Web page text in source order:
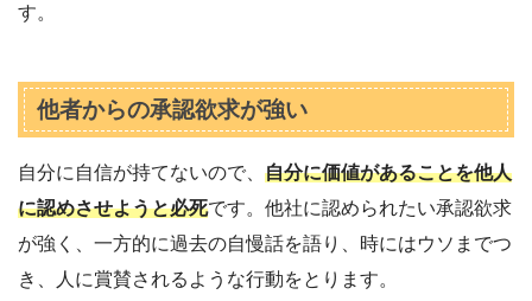
す。
他者からの承認欲求が強い
自分に自信が持てないので、 自分に価値があることを他人
に認めさせようと必死です。他社に認められたい承認欲求
が強く、一方的に過去の自慢話を語り、時にはウソまでつ
き、人に賞賛されるような行動をとります。